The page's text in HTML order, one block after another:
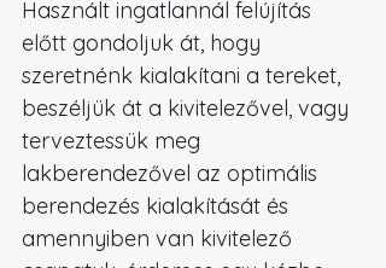
Használt ingatlannál felújítás
előtt gondoljuk át, hogy
szeretnénk kialakítani a tereket,
beszéljük át a kivitelezővel, vagy
terveztessük meg
lakberendezővel az optimális
berendezés kialakítását és
amennyiben van kivitelező